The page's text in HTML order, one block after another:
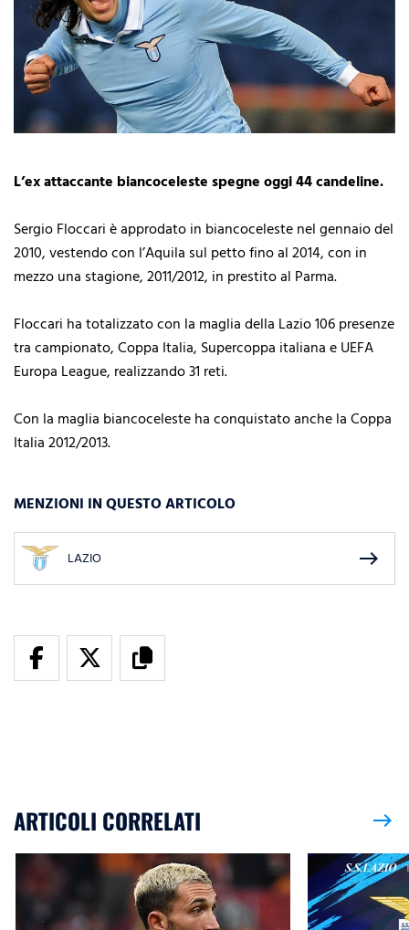
L’ex attaccante biancoceleste spegne oggi 44 candeline.
Sergio Floccari è approdato in biancoceleste nel gennaio del
2010, vestendo con l’Aquila sul petto fino al 2014, con in
mezzo una stagione, 2011/2012, in prestito al Parma.
Floccari ha totalizzato con la maglia della Lazio 106 presenze
tra campionato, Coppa Italia, Supercoppa italiana e UEFA
Europa League, realizzando 31 reti.
Con la maglia biancoceleste ha conquistato anche la Coppa
Italia 2012/2013.
MENZIONI IN QUESTO ARTICOLO
LAZIO east
ARTICOLI CORRELATI east